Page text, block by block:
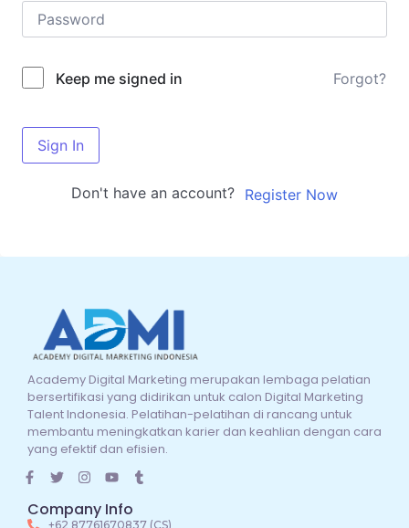
Keep me signed in Forgot?
Sign In
Don't have an account? Register Now
Academy Digital Marketing merupakan lembaga pelatian
bersertifikasi yang didirikan untuk calon Digital Marketing
Talent Indonesia. Pelatihan-pelatihan di rancang untuk
membantu meningkatkan karier dan keahlian dengan cara
yang efektif dan efisien.
Company Info
+62 87761670837 (CS)